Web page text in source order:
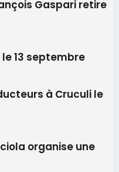
organise une
au stade de San
Marie et